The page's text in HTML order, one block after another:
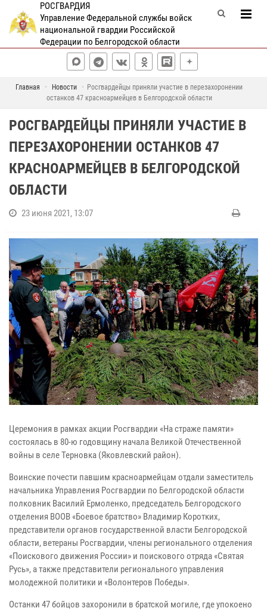
РОСГВАРДИЯ
Управление Федеральной службы войск
национальной гвардии Российской
Федерации по Белгородской области
Главная Новости
Росгвардейцы приняли участие в перезахоронении
останков 47 красноармейцев в Белгородской области
РОСГВАРДЕЙЦЫ ПРИНЯЛИ УЧАСТИЕ В
ПЕРЕЗАХОРОНЕНИИ ОСТАНКОВ 47
КРАСНОАРМЕЙЦЕВ В БЕЛГОРОДСКОЙ
ОБЛАСТИ
23 июня 2021, 13:07
Церемония в рамках акции Росгвардии «На страже памяти»
состоялась в 80-ю годовщину начала Великой Отечественной
войны в селе Терновка (Яковлевский район).
Воинские почести павшим красноармейцам отдали заместитель
начальника Управления Росгвардии по Белгородской области
полковник Василий Ермоленко, председатель Белгородского
отделения ВООВ «Боевое братство» Владимир Коротких,
представители органов государственной власти Белгородской
области, ветераны Росгвардии, члены регионального отделения
«Поискового движения России» и поискового отряда «Святая
Русь», а также представители регионального управления
молодежной политики и «Волонтеров Победы».
Останки 47 бойцов захоронили в братской могиле, где упокоено